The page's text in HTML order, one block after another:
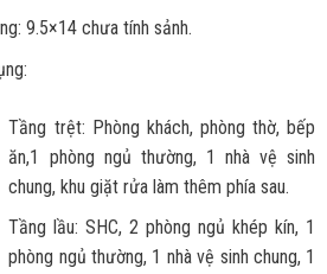
9.5×14 chưa tính sảnh.
Tầng trệt: Phòng khách, phòng thờ, bếp
ăn,1 phòng ngủ thường, 1 nhà vệ sinh
chung, khu giặt rửa làm thêm phía sau.
Tầng lầu: SHC, 2 phòng ngủ khép kín, 1
phòng ngủ thường, 1 nhà vệ sinh chung, 1